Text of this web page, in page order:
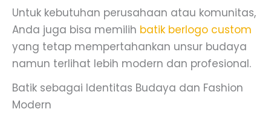
Untuk kebutuhan perusahaan atau komunitas,
Anda juga bisa memilih batik berlogo custom
yang tetap mempertahankan unsur budaya
namun terlihat lebih modern dan profesional.
Batik sebagai Identitas Budaya dan Fashion
Modern